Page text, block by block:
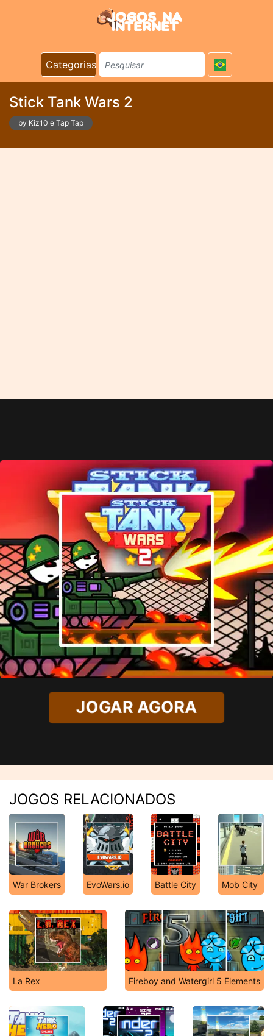
Categorias
Stick Tank Wars 2
by Kiz10 e Tap Tap
JOGAR AGORA
JOGOS RELACIONADOS
War Brokers EvoWars.io Battle City Mob City
La Rex Fireboy and Watergirl 5 Elements